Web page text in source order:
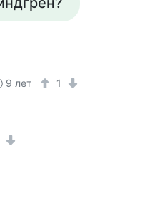
9 лет 1